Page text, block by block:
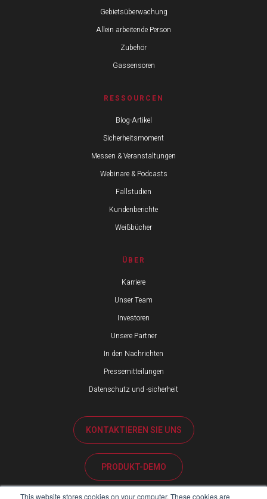
This website stores cookies on your computer. These cookies are
Gebietsüberwachung
Allein arbeitende Person
Zubehör
Gassensoren
RESSOURCEN
Blog-Artikel
Sicherheitsmoment
Messen & Veranstaltungen
Webinare & Podcasts
Fallstudien
Kundenberichte
Weißbücher
ÜBER
Karriere
Unser Team
Investoren
Unsere Partner
In den Nachrichten
Pressemitteilungen
Datenschutz und -sicherheit
KONTAKTIEREN SIE UNS
PRODUKT-DEMO